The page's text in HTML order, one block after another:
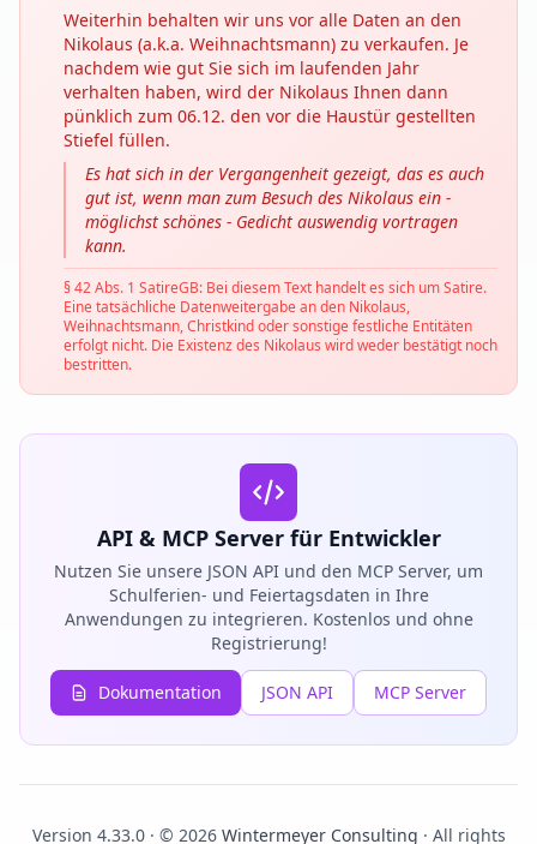
Weiterhin behalten wir uns vor alle Daten an den
Nikolaus (a.k.a. Weihnachtsmann) zu verkaufen. Je
nachdem wie gut Sie sich im laufenden Jahr
verhalten haben, wird der Nikolaus Ihnen dann
pünklich zum 06.12. den vor die Haustür gestellten
Stiefel füllen.
Es hat sich in der Vergangenheit gezeigt, das es auch
gut ist, wenn man zum Besuch des Nikolaus ein -
möglichst schönes - Gedicht auswendig vortragen
kann.
§ 42 Abs. 1 SatireGB: Bei diesem Text handelt es sich um Satire.
Eine tatsächliche Datenweitergabe an den Nikolaus,
Weihnachtsmann, Christkind oder sonstige festliche Entitäten
erfolgt nicht. Die Existenz des Nikolaus wird weder bestätigt noch
bestritten.
API & MCP Server für Entwickler
Nutzen Sie unsere JSON API und den MCP Server, um
Schulferien- und Feiertagsdaten in Ihre
Anwendungen zu integrieren. Kostenlos und ohne
Registrierung!
Dokumentation JSON API MCP Server
Version 4.33.0 · © 2026 Wintermeyer Consulting · All rights